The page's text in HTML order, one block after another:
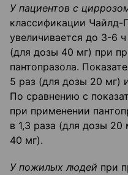
У пациентов с
классификации Чайлд-
увеличивается до 3-6
(для дозы 40 мг) при
пантопразола.
5 раз (для дозы 20 мг)
По сравнению с
при применении
в 1,3 раза (для дозы 20
40 мг).
У пожилых людей при